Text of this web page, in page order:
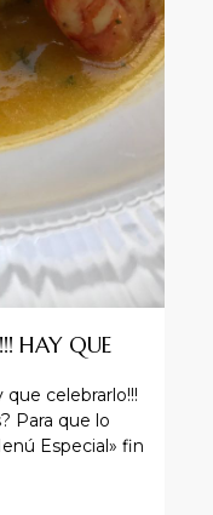
HAY QUE
que celebrarlo!!!
Para que lo
Especial» fin